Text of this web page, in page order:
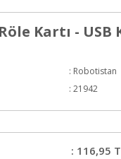
Kartı -
: Robotistan
: 21942
: 116,95